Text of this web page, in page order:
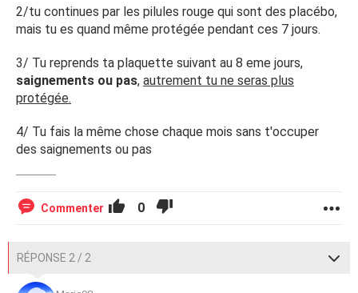
2/tu continues par les pilules rouge qui sont des placébo,
mais tu es quand même protégée pendant ces 7 jours.
3/ Tu reprends ta plaquette suivant au 8 eme jours,
saignements ou pas, autrement tu ne seras plus
protégée.
4/ Tu fais la même chose chaque mois sans t'occuper
des saignements ou pas
Commenter 0
RÉPONSE 2 / 2